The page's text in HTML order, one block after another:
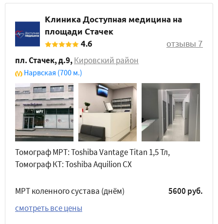
Клиника Доступная медицина на
площади Стачек
4.6
отзывы 7
пл. Стачек, д.9,Кировский район
Нарвская (700 м.)
Томограф МРТ: Toshiba Vantage Titan 1,5 Тл,
Томограф КТ: Toshiba Aquilion CX
МРТ коленного сустава (днём)
5600 руб.
смотреть все цены